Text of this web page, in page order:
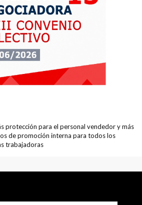
protección para el personal vendedor y más
de promoción interna para todos los
trabajadoras